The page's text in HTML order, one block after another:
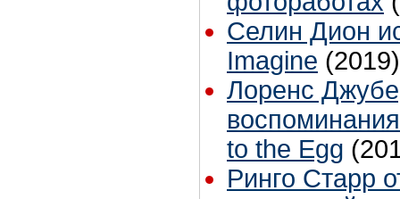
Селин Дион
Imagine (2019)
Лоренс
to the Egg
Ринго Старр